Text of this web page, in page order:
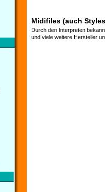
Midifiles (auch
Durch den Interpreten
und viele weitere Hersteller